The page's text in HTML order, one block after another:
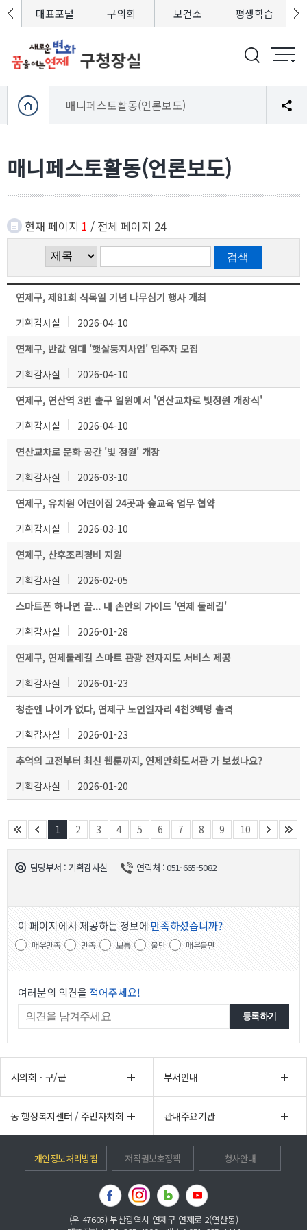
털 대표포털 구의회 보건소 평생학습
매니페스토활동(언론보도)
매니페스토활동(언론보도)
현재 페이지 1 / 전체 페이지 24
연제구, 제81회 식목일 기념 나무심기 행사 개최
기획감사실
2026-04-10
연제구, 반값 임대 '햇살둥지사업' 입주자 모집
기획감사실
2026-04-10
연제구, 연산역 3번 출구 일원에서 '연산교차로 빛정원 개장식'
기획감사실
2026-04-10
연산교차로 문화 공간 '빛 정원' 개장
기획감사실
2026-03-10
연제구, 유치원 어린이집 24곳과 숲교육 업무 협약
기획감사실
2026-03-10
연제구, 산후조리경비 지원
기획감사실
2026-02-05
스마트폰 하나면 끝... 내 손안의 가이드 '연제 둘레길'
기획감사실
2026-01-28
연제구, 연제둘레길 스마트 관광 전자지도 서비스 제공
기획감사실
2026-01-23
청춘엔 나이가 없다, 연제구 노인일자리 4천3백명 출격
기획감사실
2026-01-23
추억의 고전부터 최신 웹툰까지, 연제만화도서관 가 보셨나요?
기획감사실
2026-01-20
1 2 3 4 5 6 7 8 9 10
담당부서 : 기획감사실 연락처 : 051-665-5082
이 페이지에서 제공하는 정보에 만족하셨습니까?
매우만족 만족 보통 불만 매우불만
여러분의 의견을적어주세요!
시의회ㆍ구/군 부서안내
동 행정복지센터 / 주민자치회 관내주요기관
개인정보처리방침 저작권보호정책 청사안내
(우 47605) 부산광역시 연제구 연제로 2(연산동)